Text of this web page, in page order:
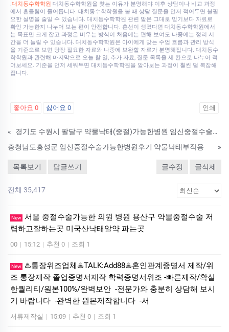
.대치동수학학원 대치동수학학원을 찾는 이유가 분명해야 이후 상담이나 비교 과정
에서 흔들림이 줄어듭니다. 대치동수학학원을 볼 때 상담 질문을 먼저 적어두면 불필
요한 설명을 줄일 수 있습니다. 대치동수학학원 관련 말은 그대로 믿기보다 자료로
확인 가능한지 나누어 보는 편이 안전합니다. 혼선이 생겼다면 대치동수학학원에서
는 목표만 크게 잡고 과정은 비우는 방식이 처음에는 편해 보여도 나중에는 정리 시
간을 더 늘릴 수 있습니다. 대치동수학학원은 아이에게 맞는 수업 흐름과 관리 방식
을 기준으로 보면 당장 필요한 자료와 나중에 보완할 자료가 분명해집니다. 대치동수
학학원과 관련해 마지막으로 오늘 할 일, 추가 자료, 질문 목록을 세 칸으로 나누어 적
어보세요. 기준을 먼저 세워두면 대치동수학학원을 알아보는 과정이 훨씬 덜 복잡해
집니다.
좋아요 0 싫어요 0 인쇄
«
경기도 수원시 팔달구 약물낙태(중절)가능한병원 임신중절수술산부인과 |카 임신1주낙­태 미­프진
충청남도홍성군 임신중절수술가능한병원후기 약물낙태부작용
»
목록보기 답글쓰기 글수정 글삭제
전체 35,417
New 서울 중절수술가능한 의원 병원 용산구 약물중절수술 저
렴하고잘하는곳 미국산낙­태알약 파는곳
00 | 15:12 | 추천 0 | 조회 1
New
♨️통장위조업체♨️TALK:Add88♨️혼인관계증명서 제작/위
조 통장제작 졸업증명서제작 학력증명서위조 -빠른제작/확실
한퀄리티/원본100%/완벽보안 -전문가와 충분히 상담해 보시
기 바랍니다 -완벽한 원본제작합니다 -서
서류제작실 | 15:09 | 추천 0 | 조회 1